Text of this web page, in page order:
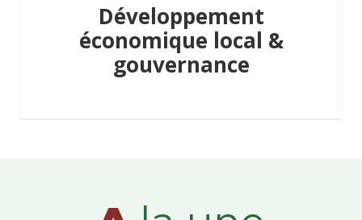
Développement
économique local &
gouvernance